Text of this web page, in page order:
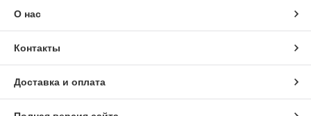
О нас
Контакты
Доставка и оплата